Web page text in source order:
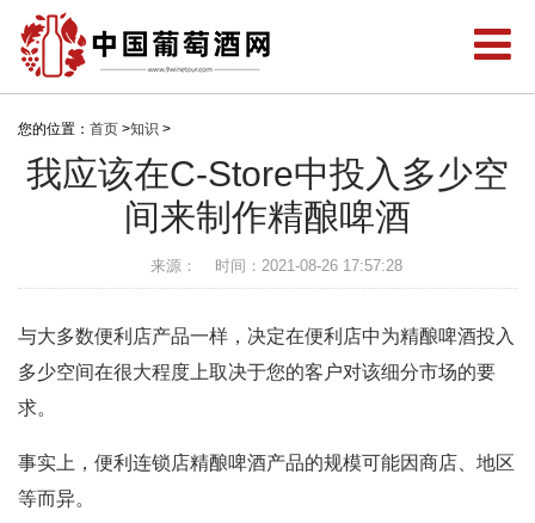
您的位置： 首页 >知识 >
我应该在C-Store中投入多少空
间来制作精酿啤酒
来源： 时间：2021-08-26 17:57:28
与大多数便利店产品一样，决定在便利店中为精酿啤酒投入
多少空间在很大程度上取决于您的客户对该细分市场的要
求。
事实上，便利连锁店精酿啤酒产品的规模可能因商店、地区
等而异。